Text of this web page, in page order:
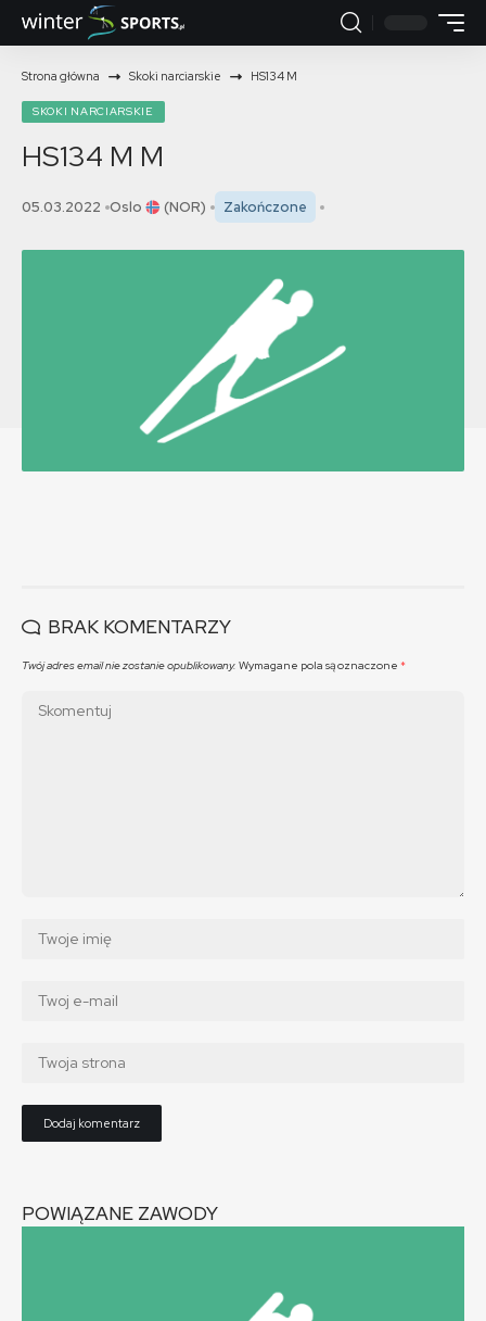
Strona główna Skoki narciarskie HS134 M
SKOKI NARCIARSKIE
HS134 M M
05.03.2022 Oslo (NOR) Zakończone
BRAK KOMENTARZY
Twój adres email nie zostanie opublikowany. Wymagane pola są oznaczone *
POWIĄZANE ZAWODY